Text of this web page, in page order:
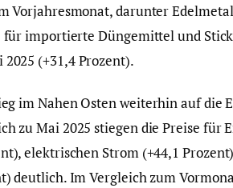
Vorjahresmonat, darunter
für importierte Düngemittel und
(+31,4 Prozent).
im Nahen Osten weiterhin auf die
zu Mai 2025 stiegen die Preise für
elektrischen Strom (+44,1
deutlich. Im Vergleich zum